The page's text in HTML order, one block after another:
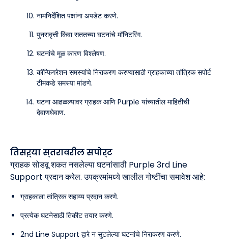
नामनिर्देशित पक्षांना अपडेट करणे.
पुनरावृत्ती किंवा सततच्या घटनांचे मॉनिटरिंग.
घटनांचे मूळ कारण विश्लेषण.
कॉन्फिगरेशन समस्यांचे निराकरण करण्यासाठी ग्राहकाच्या तांत्रिक सपोर्ट
टीमकडे समस्या मांडणे.
घटना आढळल्यावर ग्राहक आणि Purple यांच्यातील माहितीची
देवाणघेवाण.
तिसऱ्या स्तरावरील सपोर्ट
ग्राहक सोडवू शकत नसलेल्या घटनांसाठी Purple 3rd Line
Support प्रदान करेल. उपक्रमांमध्ये खालील गोष्टींचा समावेश आहे:
ग्राहकाला तांत्रिक सहाय्य प्रदान करणे.
प्रत्येक घटनेसाठी तिकीट तयार करणे.
2nd Line Support द्वारे न सुटलेल्या घटनांचे निराकरण करणे.